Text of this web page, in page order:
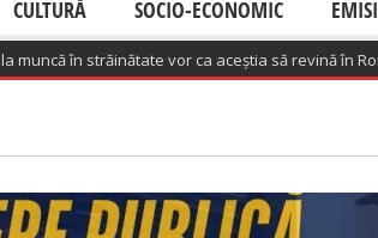
CULTURĂ SOCIO-ECONOMIC
în străinătate vor ca aceștia să revină în